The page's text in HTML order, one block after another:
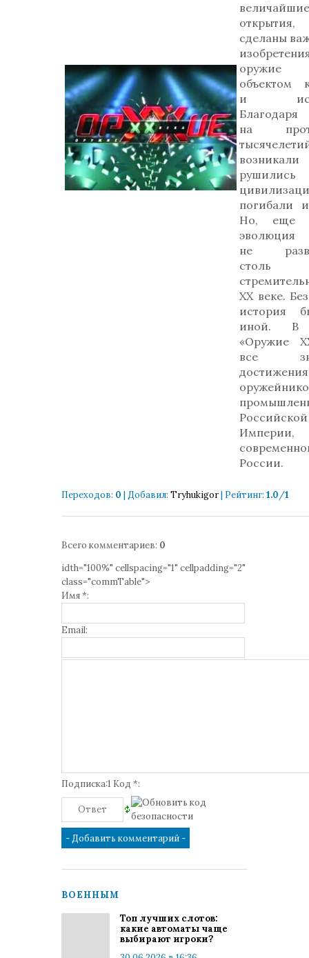
величайшие
сделаны
оружие
объектом
и
на
рушились
погибали
Но, еще
эволюция
не
столь
ХХ веке.
история
иной. В
«Оружие
все
достижения
Российской
России.
Переходов: 0 | Добавил: Tryhukigor| Рейтинг: 1.0/1
Всего комментариев: 0
idth="100%" cellspacing="1" cellpadding="2"
class="commTable">
Имя *:
Email:
Подписка:1 Код *:
ВОЕННЫМ
Топ лучших слотов:
какие автоматы чаще
выбирают игроки?